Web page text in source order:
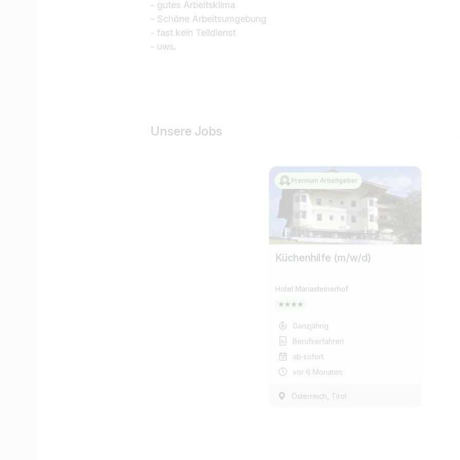
- gutes Arbeitsklima
- Schöne Arbeitsumgebung
- fast kein Teildienst
- uws.
Unsere Jobs
Premium Arbeitgeber
Küchenhilfe (m/w/d)
Hotel Mariasteinerhof
Ganzjährig
Berufserfahren
ab sofort
vor 6 Monaten
Österreich, Tirol